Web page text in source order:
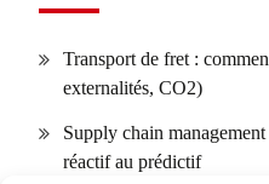
Transport de fret :
externalités, CO2)
Supply chain
réactif au prédictif